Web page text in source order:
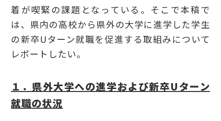
着が喫緊の課題となっている。そこで本稿で
は、県内の高校から県外の大学に進学した学生
の新卒Uターン就職を促進する取組みについて
レポートしたい。
１．県外大学への進学および新卒Uターン
就職の状況